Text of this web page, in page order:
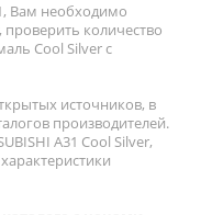
Вам необходимо
количество
Cool Silver с
источников, в
производителей.
A31 Cool Silver,